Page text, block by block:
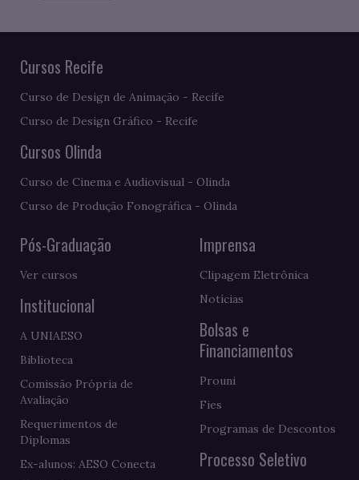
Cursos Recife
Curso de Design de Animação - Recife
Curso de Design Gráfico - Recife
Cursos Olinda
Curso de Cinema e Audiovisual - Olinda
Curso de Produção Fonográfica - Olinda
Pós-Graduação
Ver cursos
Institucional
A UNIAESO
Biblioteca
Comissão Própria de
Avaliação
Requerimentos de
Diplomas
Ex-alunos: AESO Conecta
Imprensa
Clipagem Eletrônica
Notícias
Bolsas e
Financiamentos
Prouni
Fies
Programas de Descontos
Processo Seletivo